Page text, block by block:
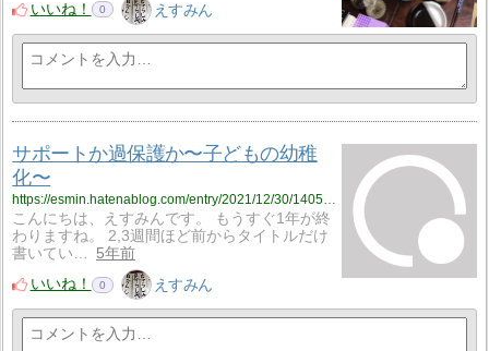
いいね！
0 えすみん
サポートか過保護か〜子どもの幼稚
化〜
https://esmin.hatenablog.com/entry/2021/12/30/140529
こんにちは、えすみんです。 もうすぐ1年が終
わりますね。 2,3週間ほど前からタイトルだけ
書いてい…
5年前
いいね！
0 えすみん